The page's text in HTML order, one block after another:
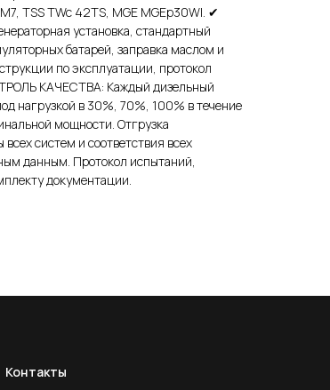
TSS TWc 42TS, MGE MGEp30WI. ✔
установка, стандартный
батарей, заправка маслом и
по эксплуатации, протокол
КАЧЕСТВА: Каждый дизельный
нагрузкой в 30%, 70%, 100% в течение
мощности. Отгрузка
систем и соответствия всех
данным. Протокол испытаний,
документации.
Контакты